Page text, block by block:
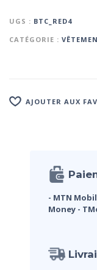
UGS : BTC_RED4
CATÉGORIE :
AJOUTER AUX
- MTN
Money -